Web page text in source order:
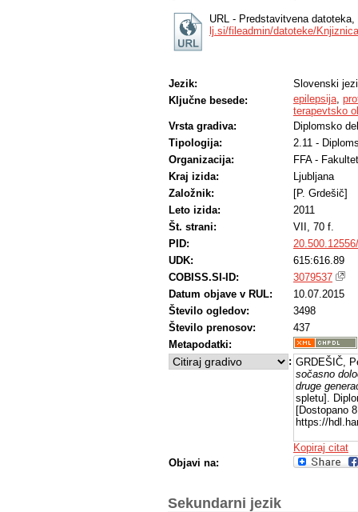
URL - Predstavitvena
lj.si/fileadmin/datoteke/
Jezik:
Slovenski
Ključne besede:
epilepsija,
terapevtsko
Vrsta gradiva:
Diplomsko
Tipologija:
2.11 -
Organizacija:
FFA -
Kraj izida:
Ljubljana
Založnik:
[P. Grdešič]
Leto izida:
2011
Št. strani:
VII, 70 f.
PID:
UDK:
615:616.89
COBISS.SI-ID:
3079537
Datum objave v RUL:
10.07.2015
Število ogledov:
3498
Število prenosov:
437
Metapodatki:
: GRDEŠIČ,
sočasno
druge
spletu].
[Dostopano
https://
Kopiraj citat
Objavi na:
Sekundarni jezik